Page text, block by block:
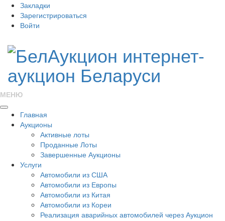
Закладки
Зарегистрироваться
Войти
МЕНЮ
Главная
Аукционы
Активные лоты
Проданные Лоты
Завершенные Аукционы
Услуги
Автомобили из США
Автомобили из Европы
Автомобили из Китая
Автомобили из Кореи
Реализация аварийных автомобилей через Аукцион